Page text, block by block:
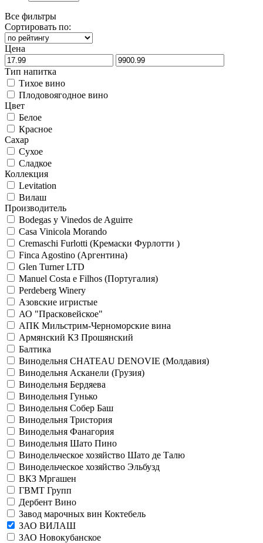
Все фильтры
Сортировать по:
Цена
Тип напитка
Тихое вино
Плодовоягодное вино
Цвет
Белое
Красное
Сахар
Сухое
Сладкое
Коллекция
Levitation
Вилаш
Производитель
Bodegas y Vinedos de Aguirre
Casa Vinicola Morando
Cremaschi Furlotti (Кремаски Фурлотти )
Finca Agostino (Аргентина)
Glen Turner LTD
Manuel Costa e Filhos (Португалия)
Perdeberg Winery
Азовские игристые
АО "Прасковейское"
АПК Мильстрим-Черноморские вина
Армянский КЗ Прошянский
Балтика
Винодельня CHATEAU DENOVIE (Молдавия)
Винодельня Асканели (Грузия)
Винодельня Бердяева
Винодельня Гунько
Винодельня Собер Баш
Винодельня Тристория
Винодельня Фанагория
Винодельня Шато Пино
Винодельческое хозяйство Шато де Талю
Винодельческое хозяйство Эльбузд
ВКЗ Мргашен
ГВМТ Групп
Дербент Вино
Завод марочных вин Коктебель
ЗАО ВИЛАШ
ЗАО Новокубанское